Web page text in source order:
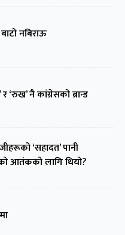
नबिराऊ
र ‘रुख’ नै कांग्रेसको ब्रान्ड
‘सहादत’ पानी
आतंकको लागि थियो?